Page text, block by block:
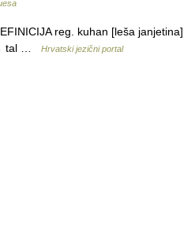
reg. kuhan [leša janjetina]
tal …
Hrvatski jezični portal